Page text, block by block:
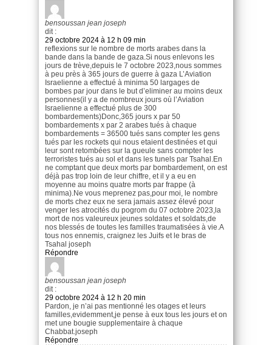
bensoussan jean joseph
dit :
29 octobre 2024 à 12 h 09 min
reflexions sur le nombre de morts arabes dans la
bande dans la bande de gaza.Si nous enlevons les
jours de trève,depuis le 7 octobre 2023,nous sommes
à peu près à 365 jours de guerre à gaza L’Aviation
Israelienne a effectué à minima 50 largages de
bombes par jour dans le but d’eliminer au moins deux
personnes(il y a de nombreux jours où l’Aviation
Israelienne a effectué plus de 300
bombardements)Donc,365 jours x par 50
bombardements x par 2 arabes tués à chaque
bombardements = 36500 tués sans compter les gens
tués par les rockets qui nous etaient destinées et qui
leur sont retombées sur la gueule sans compter les
terroristes tués au sol et dans les tunels par Tsahal.En
ne comptant que deux morts par bombardement, on est
déjà pas trop loin de leur chiffre, et il y a eu en
moyenne au moins quatre morts par frappe (à
minima).Ne vous meprenez pas,pour moi, le nombre
de morts chez eux ne sera jamais assez élevé pour
venger les atrocités du pogrom du 07 octobre 2023,la
mort de nos valeureux jeunes soldates et soldats,de
nos blessés de toutes les familles traumatisées à vie.A
tous nos ennemis, craignez les Juifs et le bras de
Tsahal joseph
Répondre
bensoussan jean joseph
dit :
29 octobre 2024 à 12 h 20 min
Pardon, je n’ai pas mentionné les otages et leurs
familles,evidemment,je pense à eux tous les jours et on
met une bougie supplementaire à chaque
Chabbat.joseph
Répondre